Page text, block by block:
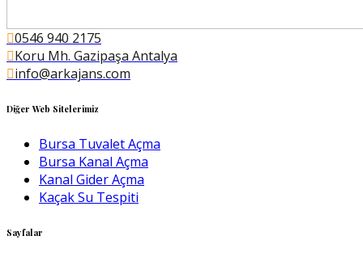
0546 940 2175
Koru Mh. Gazipaşa Antalya
info@arkajans.com
Diğer Web Sitelerimiz
Bursa Tuvalet Açma
Bursa Kanal Açma
Kanal Gider Açma
Kaçak Su Tespiti
Sayfalar